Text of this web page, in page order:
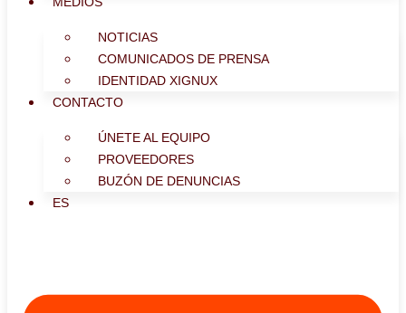
NOTICIAS
COMUNICADOS DE PRENSA
IDENTIDAD XIGNUX
CONTACTO
ÚNETE AL EQUIPO
PROVEEDORES
BUZÓN DE DENUNCIAS
ES